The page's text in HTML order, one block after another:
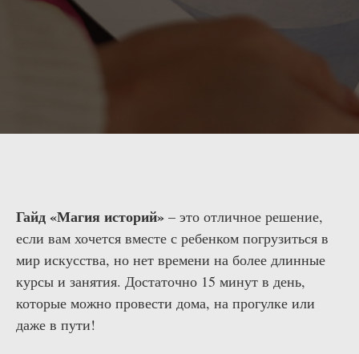
Гайд «Магия историй» – это отличное решение,
если вам хочется вместе с ребенком погрузиться в
мир искусства, но нет времени на более длинные
курсы и занятия. Достаточно 15 минут в день,
которые можно провести дома, на прогулке или
даже в пути!